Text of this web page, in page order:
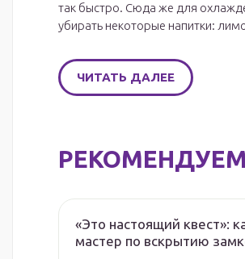
так быстро. Сюда же для
убирать некоторые напитки:
ЧИТАТЬ ДАЛЕЕ
РЕКОМЕНДУЕМ
«Это настоящий квест»:
мастер по вскрытию